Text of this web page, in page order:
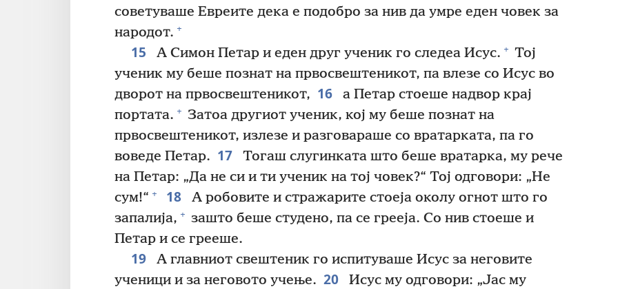
советуваше Евреите дека е подобро за нив да умре еден човек за
народот. +
15 А Симон Петар и еден друг ученик го следеа Исус. + Тој
ученик му беше познат на првосвештеникот, па влезе со Исус во
дворот на првосвештеникот, 16
а Петар стоеше надвор крај
портата. + Затоа другиот ученик, кој му беше познат на
првосвештеникот, излезе и разговараше со вратарката, па го
воведе Петар. 17
Тогаш слугинката што беше вратарка, му рече
на Петар: „Да не си и ти ученик на тој човек?“ Тој одговори: „Не
сум!“ + 18
А робовите и стражарите стоеја околу огнот што го
запалија, + зашто беше студено, па се грееја. Со нив стоеше и
Петар и се грееше.
19
А главниот свештеник го испитуваше Исус за неговите
ученици и за неговото учење. 20
Исус му одговори: „Јас му